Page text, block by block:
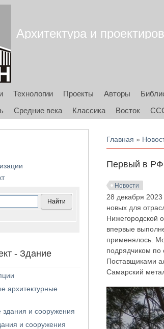
Архитектура и
Технологии Проекты Авторы
Средние века Классика Восток
Вы здесь
Главная »
Первый в РФ
Новости
28 декабря
новых для
Нижегородской
впервые
применялось.
подрядчиком
Поставщиками
Самарский
- Здание
архитектурные
и сооружения
и сооружения